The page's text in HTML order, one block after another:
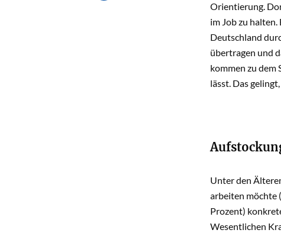
Orientierung.
im Job zu
Deutschland
übertragen und
kommen zu dem
lässt. Das
Unter den
arbeiten möchte
Prozent)
Wesentlichen